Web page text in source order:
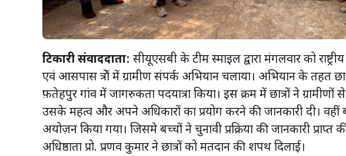
टिकारी संवाददाता: सीयूएसबी के टीम स्माइल द्वारा मंगलवार को
एवं आसपास क्षेत्रों में ग्रामीण संपर्क अभियान चलाया। अभियान के तहत
फ़तेहपुर गांव में जागरुकता पदयात्रा किया। इस क्रम में छात्रों ने ग्रामीणों
उसके महत्व और अपने अधिकारों का प्रयोग करने की जानकारी दी।
अयोज़न किया गया। जिसमे बच्चों ने चुनावी प्रक्रिया की जानकारी
अधिष्ठाता प्रो. प्रणव कुमार ने छात्रों को मतदान की शपथ दिलाई।